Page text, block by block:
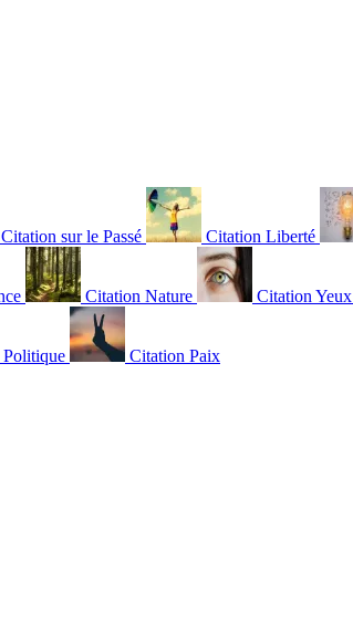
Citation sur le Passé Citation Liberté
Citation Nature Citation Yeux
Citation Paix